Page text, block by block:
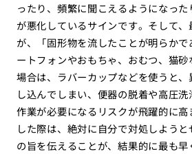
ったり、頻繁に聞こえるようになっ
が悪化しているサインです。そして
が、「固形物を流したことが明らか
ートフォンやおもちゃ、おむつ、猫
場合は、ラバーカップなどを使うと
し込んでしまい、便器の脱着や高圧
作業が必要になるリスクが飛躍的に
した際は、絶対に自分で対処しよう
の旨を伝えることが、結果的に最も